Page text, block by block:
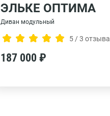
ЭЛЬКЕ ОПТИМА
Диван модульный
5 / 3 отзыва
187 000 ₽